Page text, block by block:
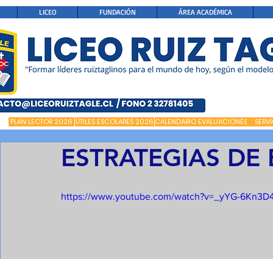
LICEO FUNDACIÓN ÁREA ACADÉMICA
PLAN LECTOR 2026 ÚTILES ESCOLARES 2026 CALENDARIO EVALUACIONES
ESTRATEGIAS DE
https://www.youtube.com/watch?v=_yYG-